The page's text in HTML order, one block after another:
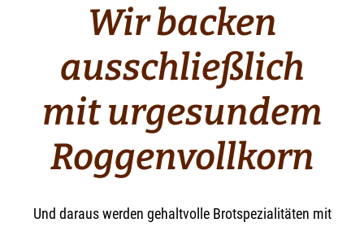
Wir backen
ausschließlich
mit urgesundem
Roggenvollkorn
Und daraus werden gehaltvolle Brotspezialitäten mit